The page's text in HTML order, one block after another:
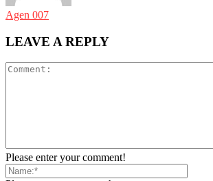
Agen 007
LEAVE A REPLY
Please enter your comment!